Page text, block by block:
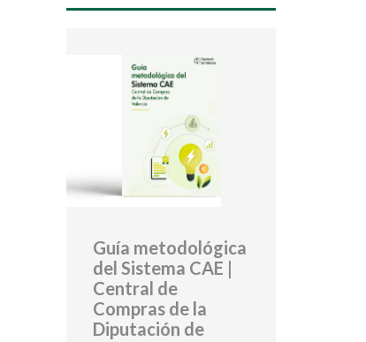
Guía metodológica
del Sistema CAE |
Central de
Compras de la
Diputación de